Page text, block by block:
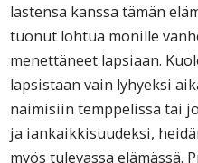
lastensa kanssa tämän
tuonut lohtua monille
menettäneet lapsiaan.
lapsistaan vain lyhyeksi
naimisiin temppelissä tai
ja iankaikkisuudeksi,
myös tulevassa elämässä.